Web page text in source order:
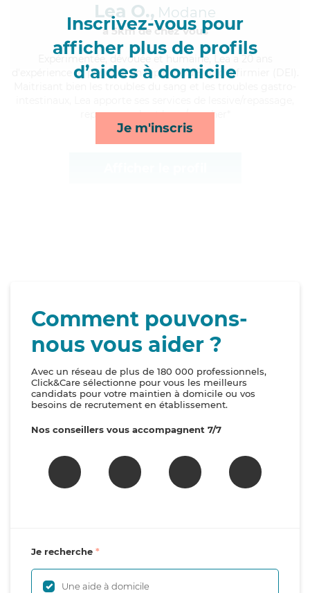
Inscrivez-vous pour
afficher plus de profils
d’aides à domicile
Je m'inscris
Lea O., Modane
à 5km de chez Vous
, dévouée et humaine, Lea a 20 ans
d'expérience et possède un diplôme d'Etat d'infirmier (DEI).
repas, rappels et lever/coucher*
Comment pouvons-
nous vous aider ?
Avec un réseau de plus de 180 000 professionnels,
Click&Care sélectionne pour vous les meilleurs
candidats pour votre maintien à domicile ou vos
besoins de recrutement en établissement.
Nos conseillers vous accompagnent 7/7
Je recherche
Une aide à domicile